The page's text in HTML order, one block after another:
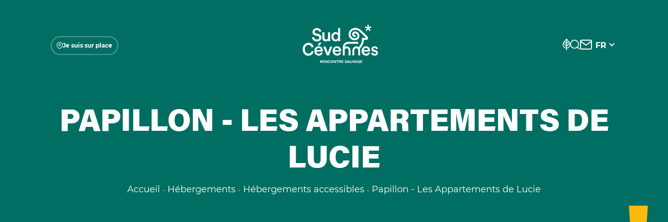
Je suis sur place FR
PAPILLON - LES APPARTEMENTS DE
LUCIE
Accueil Hébergements Hébergements accessibles Papillon - Les Appartements de Lucie